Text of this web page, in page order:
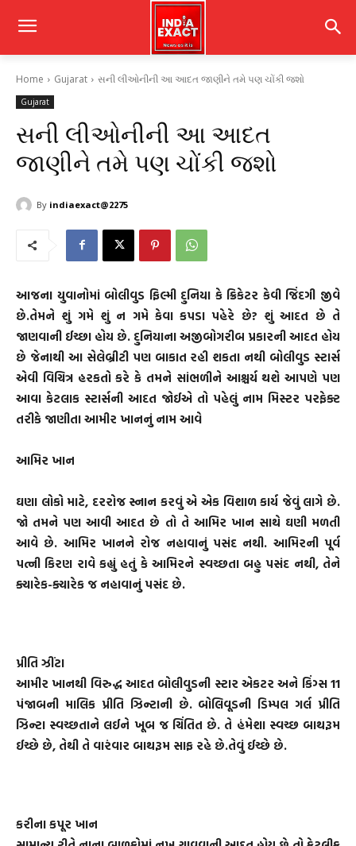
Home Gujarat સની લીઓનીની આ આદત જાણીને તમે પણ ચોંકી જશો
Gujarat
સની લીઓનીની આ આદત
જાણીને તમે પણ ચોંકી જશો
By indiaexact@2275
આજના યુવાનોમાં બોલીવુડ ફિલ્મી દુનિયા કે ક્રિકેટર કેવી જિંદગી જીવે
છે.તેમને શું ગમે શું ન ગમે કેવા કપડા પહેરે છે? શું આદત છે તે
જાણવાની ઈચ્છા હોય છે. દુનિયાના અજીબોગરીબ પ્રકારની આદત હોય
છે જેનાથી આ સેલેબ્રીટી પણ બાકાત રહી શકતા નથી બોલીવુડ સ્ટાર્સ
એવી વિચિત્ર હરકતો કરે કે તમને સાંભળીને આશ્ચર્ય થશે આપણે પણ
આવા કેટલાક સ્ટાર્સની આદત જોઈએ તો પહેલું નામ મિસ્ટર પરફેક્ટ
તરીકે જાણીતા આમીર ખાનનું નામ આવે
આમિર ખાન
ઘણા લોકો માટે, દરરોજ સ્નાન કરવું એ એક વિશાળ કાર્ય જેવું લાગે છે.
જો તમને પણ આવી આદત છે તો તે આમિર ખાન સાથે ઘણી મળતી
આવે છે. આમિર ખાનને રોજ નહાવાનું પસંદ નથી. આમિરની પૂર્વ
પત્ની કિરણ રાવે કહ્યું હતું કે આમિરને સ્વચ્છતા બહુ પસંદ નથી, તેને
ક્યારેક-ક્યારેક જ નહાવાનું પસંદ છે.
પ્રીતિ ઝીંટા
આમીર ખાનથી વિરુદ્ધ આદત બોલીવુડની સ્ટાર એકટર અને કિંગ્સ 11
પંજાબની માલિક પ્રીતિ ઝિન્ટાની છે. બોલિવૂડની ડિમ્પલ ગર્લ પ્રીતિ
ઝિન્ટા સ્વચ્છતાને લઈને ખૂબ જ ચિંતિત છે. તે હંમેશા સ્વચ્છ બાથરૂમ
ઈચ્છે છે, તેથી તે વારંવાર બાથરૂમ સાફ રહે છે.તેવું ઈચ્છે છે.
કરીના કપૂર ખાન